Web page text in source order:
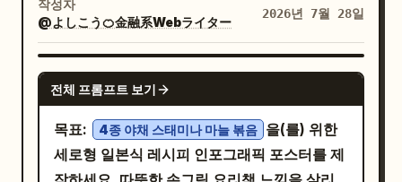
계 심도는 피하세요. 모든 라벨에는
프트: 서로 다른 캐릭터, 비슷하지만 동일 인물
이 아닌 얼굴, 아이덴티티 변화, 패널 간 얼굴
뷰티 필터, 잡지 사진 조명, 깨진 텍스트, 워터
마크, 왜곡된 해부학적 구조 또는 스타일 전환.
서 오른쪽으로: 골든 아워 / 따뜻한 조명 (측면
각도에서 부드럽고 따뜻한 황금빛 조명으로 가
득 찬 느낌) 드라마틱 스포트라이트 (강렬하고
좁은 원형 빛줄기, 깊은 키아로스쿠로 효과와
짙은 블랙 표현) 뉴트럴 켈빈 림 라이트 (전면
보조광 없이 강렬한 역광을 사용하여 머리카락
과 어깨 주변에 뚜렷한 빛의 테두리를 만들고,
다. 충분한 여백을 유지하고 각 제품 아래에 부
드러운 스튜디오 그림자를 넣습니다. 패널: 정
뚜껑이 살짝 열린 광택 있는 화이트 직사각형
이어버드 충전 케이스, 약간 비스듬한 각도, 내
부에 2개의 짧은 스템 이어버드가 들어 있음;
반투명 뚜껑이 올라가 있음; 부드러운 반사와
작성자
@よしこう🍊金融系Webライター
2026년 7월 28일
GPT IMAGE 2
전체 프롬프트 보기
목표: 4종 야채 스태미나 마늘 볶음 을(를) 위한
세로형 일본식 레시피 인포그래픽 포스터를 제